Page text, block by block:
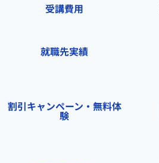
受講費用
就職先実績
割引キャンペーン・無料体
験